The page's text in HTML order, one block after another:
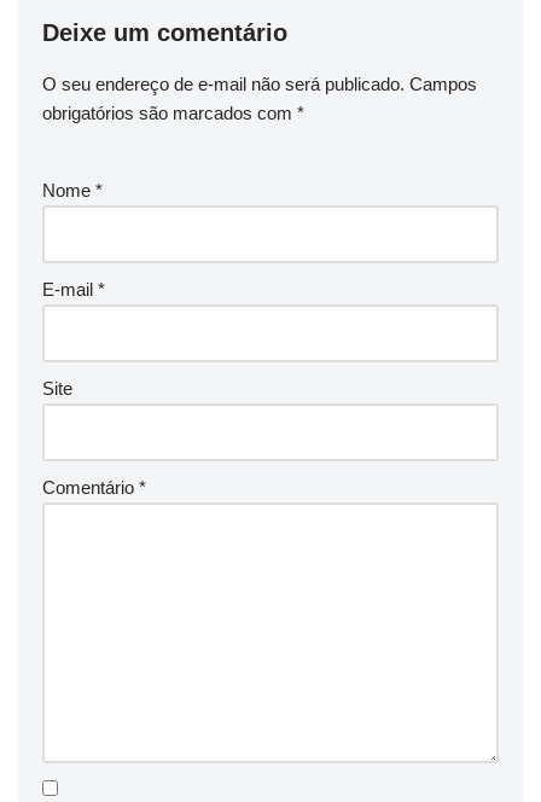
Deixe um comentário
O seu endereço de e-mail não será publicado. Campos
obrigatórios são marcados com *
Nome *
E-mail *
Site
Comentário *